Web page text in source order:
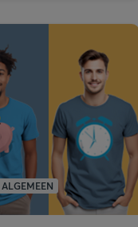
ALGEMEEN